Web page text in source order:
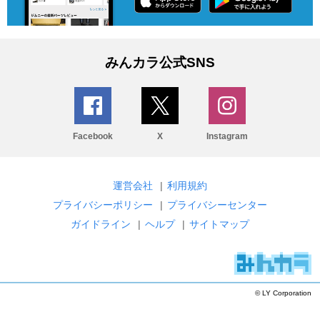
みんカラ公式SNS
Facebook X Instagram
運営会社 | 利用規約
プライバシーポリシー
| プライバシーセンター
ガイドライン
| ヘルプ | サイトマップ
© LY Corporation